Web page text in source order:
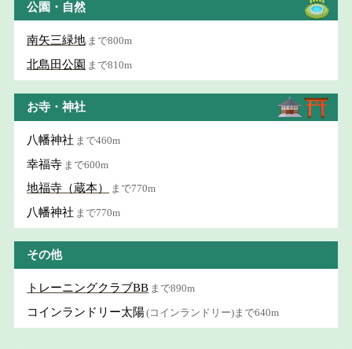
公園・自然
南矢三緑地 まで800m
北島田公園 まで810m
お寺・神社
八幡神社 まで460m
幸福寺 まで600m
地福寺（蔵本） まで770m
八幡神社 まで770m
その他
トレーニングクラブBB まで890m
コインランドリー太陽(コインランドリー)まで640m